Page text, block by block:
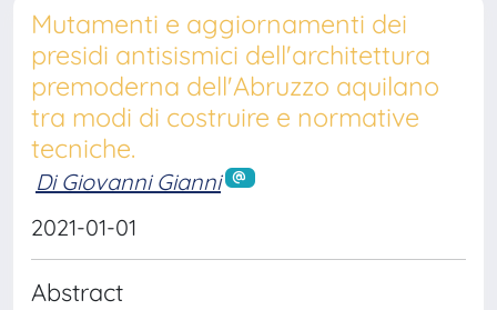
Mutamenti e aggiornamenti dei
presidi antisismici dell'architettura
premoderna dell'Abruzzo aquilano
tra modi di costruire e normative
tecniche.
Di Giovanni Gianni
2021-01-01
Abstract